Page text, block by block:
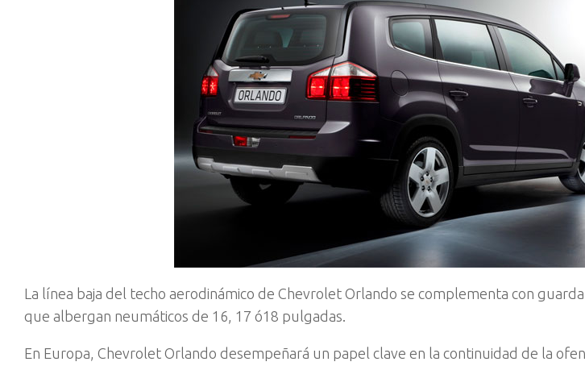
La línea baja del techo aerodinámico de Chevrolet Orlando se complementa con
que albergan neumáticos de 16, 17 ó18 pulgadas.
En Europa, Chevrolet Orlando desempeñará un papel clave en la continuidad de la